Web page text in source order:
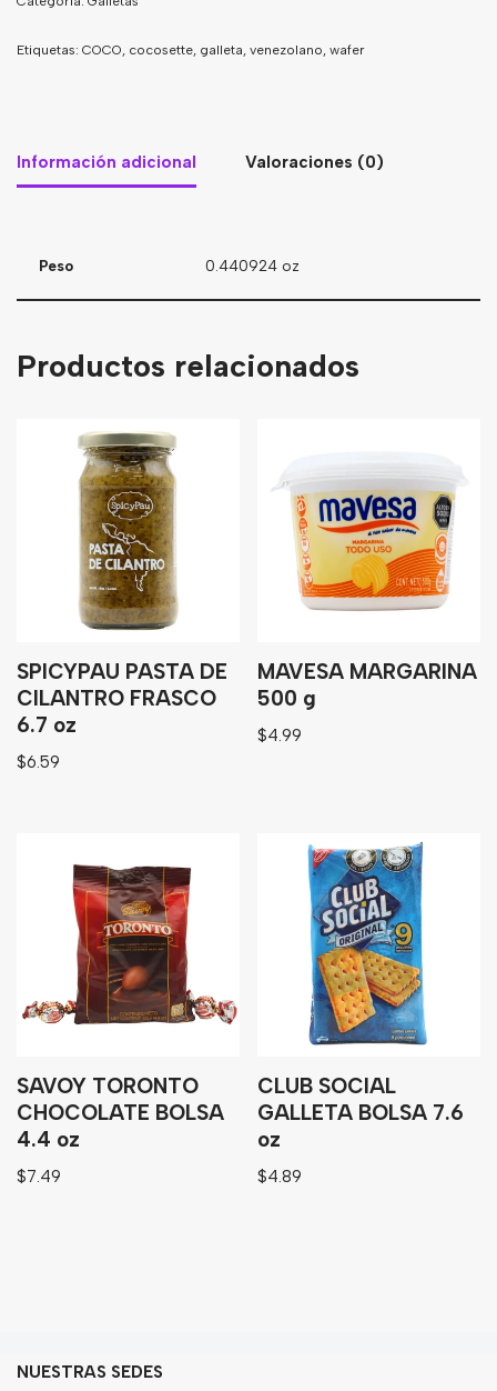
Etiquetas: COCO cocosette galleta venezolano wafer
Información adicional Valoraciones (0)
Peso 0.440924 oz
Productos relacionados
SPICYPAU PASTA DE
CILANTRO FRASCO
6.7 oz
$6.59
MAVESA MARGARINA
500 g
$4.99
SAVOY TORONTO
CHOCOLATE BOLSA
4.4 oz
$7.49
CLUB SOCIAL
GALLETA BOLSA 7.6
oz
$4.89
NUESTRAS SEDES